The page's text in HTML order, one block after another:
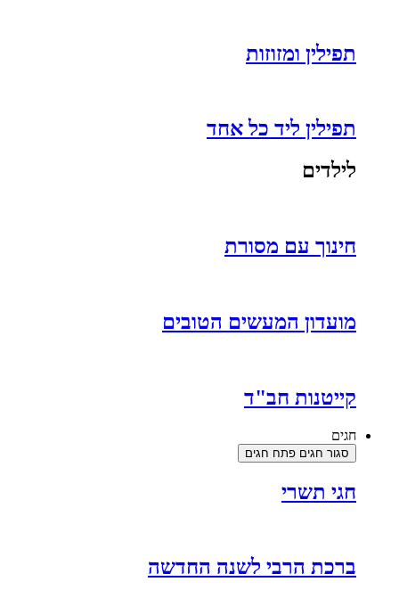
תפילין ומזוזות
תפילין ליד כל אחד
לילדים
חינוך עם מסורת
מועדון המעשים הטובים
קייטנות חב"ד
חגים
סגור חגים פתח חגים
חגי תשרי
ברכת הרבי לשנה החדשה